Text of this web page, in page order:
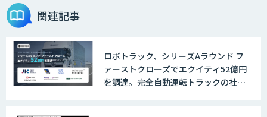
関連記事
ロボトラック、シリーズAラウンド フ
ァーストクローズでエクイティ52億円
を調達。完全自動運転トラックの社会